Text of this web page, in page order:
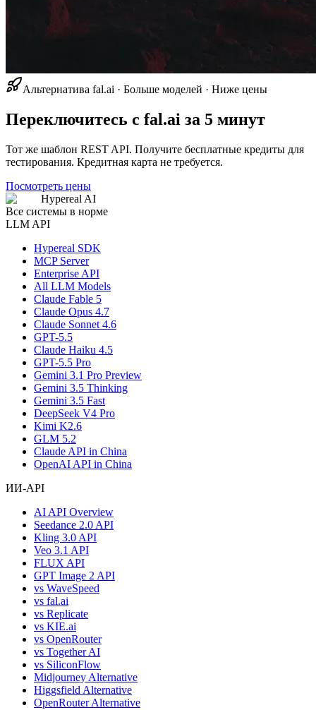
Альтернатива fal.ai · Больше моделей · Ниже цены
Переключитесь с fal.ai за 5 минут
Тот же шаблон REST API. Получите бесплатные кредиты для
тестирования. Кредитная карта не требуется.
Посмотреть цены
Hypereal AI
Все системы в норме
LLM API
Hypereal SDK
MCP Server
Enterprise API
All LLM Models
Claude Fable 5
Claude Opus 4.7
Claude Sonnet 4.6
GPT-5.5
Claude Haiku 4.5
GPT-5.5 Pro
Gemini 3.1 Pro Preview
Gemini 3.5 Thinking
Gemini 3.5 Fast
DeepSeek V4 Pro
Kimi K2.6
GLM 5.2
Claude API in China
OpenAI API in China
ИИ-API
AI API Overview
Seedance 2.0 API
Kling 3.0 API
Veo 3.1 API
FLUX API
GPT Image 2 API
vs WaveSpeed
vs fal.ai
vs Replicate
vs KIE.ai
vs OpenRouter
vs Together AI
vs SiliconFlow
Midjourney Alternative
Higgsfield Alternative
OpenRouter Alternative